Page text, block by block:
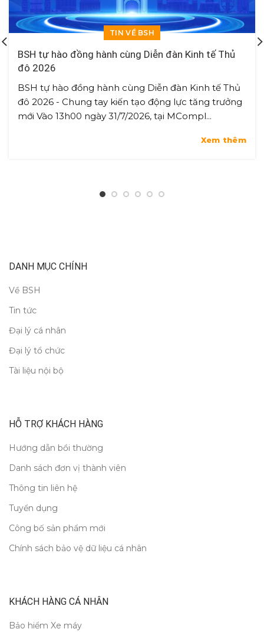
TIN VỀ BSH
BSH tự hào đồng hành cùng Diễn đàn Kinh tế Thủ
đô 2026
BSH tự hào đồng hành cùng Diễn đàn Kinh tế Thủ
đô 2026 - Chung tay kiến tạo động lực tăng trưởng
mới Vào 13h00 ngày 31/7/2026, tại MCompl...
Xem thêm
DANH MỤC CHÍNH
Về BSH
Tin tức
Đại lý cá nhân
Đại lý tổ chức
Tài liệu nội bộ
HỖ TRỢ KHÁCH HÀNG
Hướng dẫn bồi thường
Danh sách đơn vị thành viên
Thông tin liên hệ
Tuyển dụng
Công bố sản phẩm mới
Chính sách bảo vệ dữ liệu cá nhân
KHÁCH HÀNG CÁ NHÂN
Bảo hiểm Xe máy